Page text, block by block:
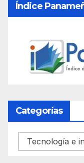
Índice
Categorías
Categorías